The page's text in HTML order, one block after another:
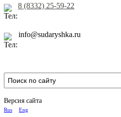
8 (8332) 25-59-22
info@sudaryshka.ru
Версия сайта
Rus Eng